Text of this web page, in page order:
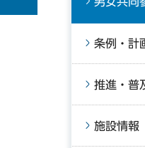
条例・計
推進・普
施設情報